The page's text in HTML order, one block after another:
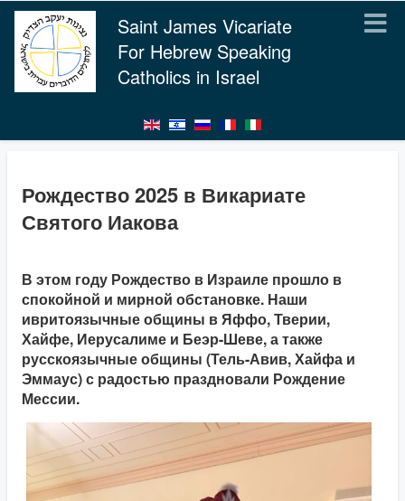
Saint James Vicariate
For Hebrew Speaking
Catholics in Israel
Рождество 2025 в Викариате
Святого Иакова
В этом году Рождество в Израиле прошло в
спокойной и мирной обстановке. Наши
ивритоязычные общины в Яффо, Тверии,
Хайфе, Иерусалиме и Беэр-Шеве, а также
русскоязычные общины (Тель-Авив, Хайфа и
Эммаус) с радостью праздновали Рождение
Мессии.